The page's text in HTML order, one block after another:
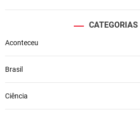
CATEGORIAS
Aconteceu
Brasil
Ciência